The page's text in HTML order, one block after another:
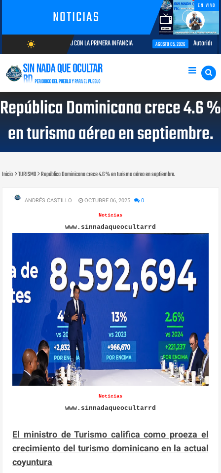
NOTICIAS
EN VIVO
wb_sunny
AGOSTO/10/2026
COMPROMISO CON LA PRIMERA INFANCIA AGOSTO 05, 2026 Autoridades del CESAC y
República Dominicana crece 4.6 %
en turismo aéreo en septiembre.
Inicio TURISMO República Dominicana crece 4.6 % en turismo aéreo en septiembre.
ANDRÉS CASTILLO OCTUBRE 06, 2025 0
Noticias
www.sinnadaqueocultarrd
Noticias
www.sinnadaqueocultarrd
El ministro de Turismo califica como proeza el
crecimiento del turismo dominicano en la actual
coyuntura